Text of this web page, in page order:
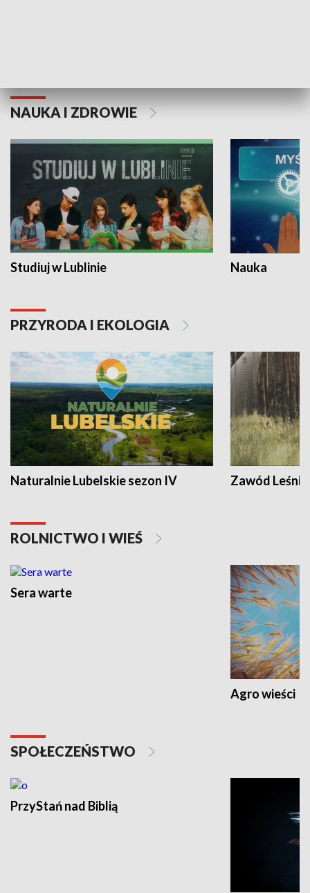
NAUKA I ZDROWIE
Studiuj w Lublinie Nauka
PRZYRODA I EKOLOGIA
Naturalnie Lubelskie sezon IV Zawód Leśnik
ROLNICTWO I WIEŚ
Sera warte
Agro wieści
SPOŁECZEŃSTWO
PrzyStań nad Biblią